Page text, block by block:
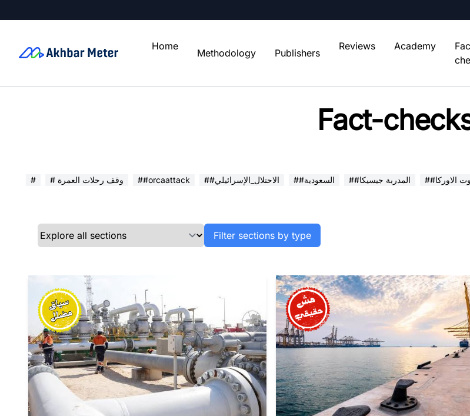
Home
Methodology Publishers
Reviews Academy
Fact-
# # وقف رحلات العمرة ##orcaattack ##الاحتلال_الإسرائيلي ##السعودية ##المدربة جيسيكا الاوركا
Filter sections by type